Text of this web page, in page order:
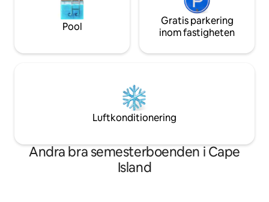
Pool
Gratis parkering
inom fastigheten
Luftkonditionering
Andra bra semesterboenden i Cape
Island